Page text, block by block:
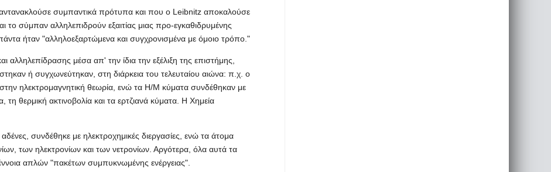
συμπαντικά πρότυπα και που ο Leibnitz αποκαλούσε
το σύμπαν αλληλεπιδρούν εξαιτίας μιας προ-εγκαθιδρυμένης
ήταν "αλληλοεξαρτώμενα και συγχρονισμένα με όμοιο τρόπο."
μέσα απ' την ίδια την εξέλιξη της επιστήμης,
ή συγχωνεύτηκαν, στη διάρκεια του τελευταίου αιώνα: π.χ. ο
ηλεκτρομαγνητική θεωρία, ενώ τα Η/Μ κύματα συνδέθηκαν με
θερμική ακτινοβολία και τα ερτζιανά κύματα. Η Χημεία
συνδέθηκε με ηλεκτροχημικές διεργασίες, ενώ τα άτομα
των ηλεκτρονίων και των νετρονίων. Αργότερα, όλα αυτά τα
απλών "πακέτων συμπυκνωμένης ενέργειας".